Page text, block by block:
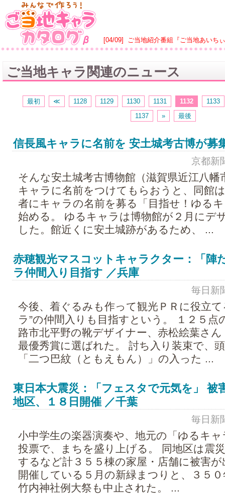
[04/09] ご当地紹介番組『ご当地あいち
ご当地キャラ関連のニュース
最初 ≪ 1128 1129 1130 1131 1132
1133
1137
» 最後
信長風キャラに名前を 安土城考古博が募
京都新
そんな安土城考古博物館（滋賀県近江八幡
キャラに名前をつけてもらおうと、同館
者にキャラの名前を募る「目指せ！ゆる
始める。 ゆるキャラは博物館が２月にデ
した。館近くに安土城跡があるため、 ...
赤穂観光マスコットキャラクター：「陣
ラ仲間入り目指す ／兵庫
毎日新
今後、着ぐるみも作って観光ＰＲに役立
ラ”の仲間入りも目指すという。 １２５点
路市北平野の靴デザイナー、赤松絵葉さ
最優秀賞に選ばれた。 討ち入り装束で、
「二つ巴紋（ともえもん）」の入った ...
東日本大震災：「フェスタで元気を」 被
地区、１８日開催 ／千葉
毎日新
小中学生の楽器演奏や、地元の「ゆるキ
投票で、まちを盛り上げる。 同地区は震
するなど計３５５棟の家屋・店舗に被害
開催している５月の新緑まつりと、３５
竹内神社例大祭も中止された。 ...